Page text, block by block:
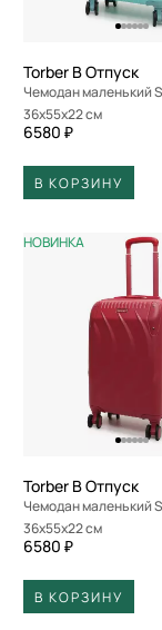
Torber В Отпуск
36x55x22 см
6580 ₽
В КОРЗИНУ
НОВИНКА
Torber В Отпуск
36x55x22 см
6580 ₽
В КОРЗИНУ